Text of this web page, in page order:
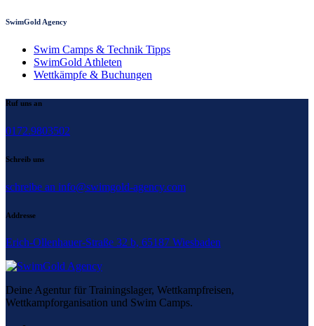
SwimGold Agency
Swim Camps & Technik Tipps
SwimGold Athleten
Wettkämpfe & Buchungen
Ruf uns an
0172.9803502
Schreib uns
schreibe an info@swimgold-agency.com
Addresse
Erich-Ollenhauer-Straße 32 b, 65187 Wiesbaden
Deine Agentur für Trainingslager, Wettkampfreisen,
Wettkampforganisation und Swim Camps.